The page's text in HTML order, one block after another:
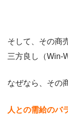
そして、その商
三方良し（Win-
なぜなら、その
人との需給のバ